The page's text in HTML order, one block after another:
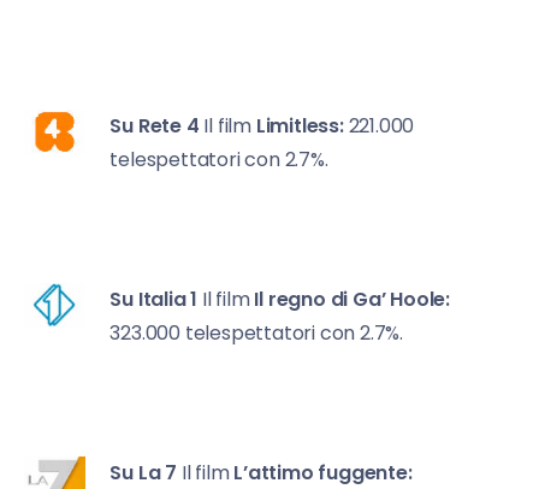
Su Rete 4 Il filmLimitless:221.000
telespettatori con 2.7%.
Su Italia 1 Il filmIl regno di Ga’ Hoole:
323.000 telespettatori con 2.7%.
Su La 7 Il filmL’attimo fuggente: